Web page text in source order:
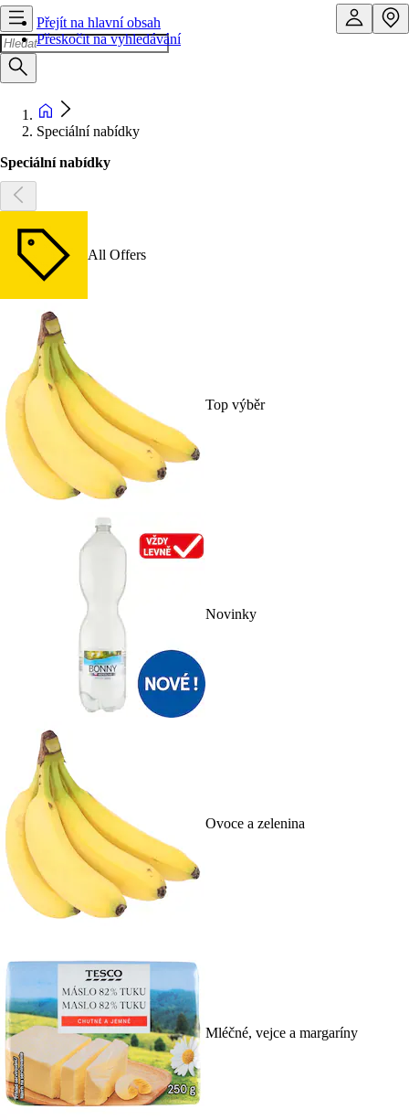
Přejít na hlavní obsah
Přeskočit na vyhledávání
Speciální nabídky
Speciální nabídky
All Offers
Top výběr
Novinky
Ovoce a zelenina
Mléčné, vejce a margaríny